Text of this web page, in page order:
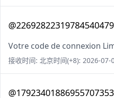
@22692822319784540479
Votre code de connexion
接收时间: 北京时间(+8): 2026-07-
@17923401886955707353